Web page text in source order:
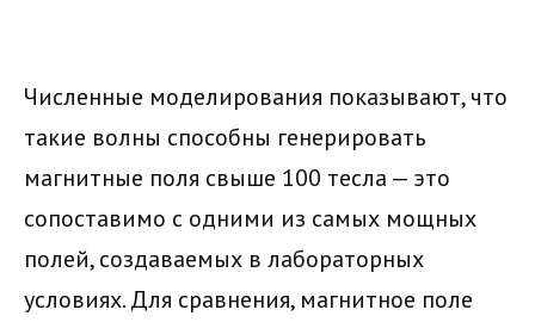
Численные моделирования показывают, что
такие волны способны генерировать
магнитные поля свыше 100 тесла — это
сопоставимо с одними из самых мощных
полей, создаваемых в лабораторных
условиях. Для сравнения, магнитное поле